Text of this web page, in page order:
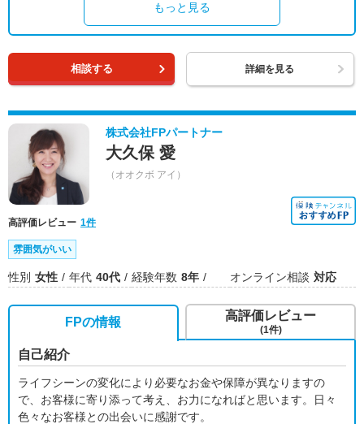
もっと見る
相談する 詳細を見る
株式会社FPパートナー
大久保 愛
（オオクボ アイ）
高評価レビュー 1件
雰囲気がいい
性別 女性 年代 40代 経験年数 8年 オンライン相談 対応
FPの情報
自己紹介
ライフシーンの変化により必要なお金や保障が異なりますの
で、お客様に寄り添って考え、お力になればと思います。日々
色々なお客様との出会いに感謝です。
高評価レビュー
(1件)